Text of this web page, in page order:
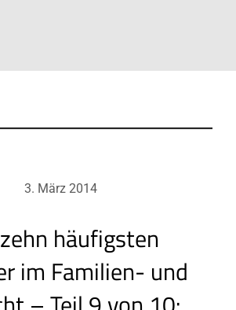
häufigsten
im Familien- und
3. März 2014